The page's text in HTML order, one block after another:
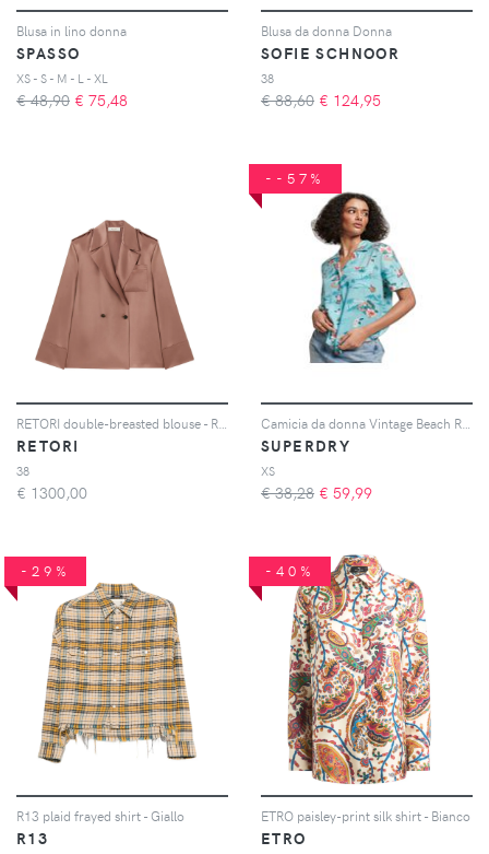
Blusa in lino donna
SPASSO
XS - S - M - L - XL
€ 48,90 € 75,48
Blusa da donna Donna
SOFIE SCHNOOR
38
€ 88,60 € 124,95
RETORI
38
€ 1300,00
--57%
SUPERDRY
XS
€ 38,28 € 59,99
-29%
R13 plaid frayed shirt - Giallo
R13
-40%
ETRO paisley-print silk shirt - Bianco
ETRO